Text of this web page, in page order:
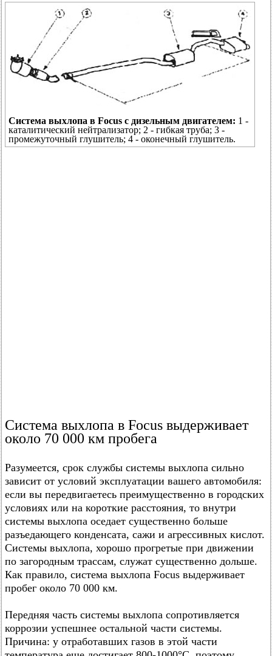
Система выхлопа в Focus с дизельным двигателем: 1 -
каталитический нейтрализатор; 2 - гибкая труба; 3 -
промежуточный глушитель; 4 - оконечный глушитель.
Система выхлопа в Focus выдерживает
около 70 000 км пробега
Разумеется, срок службы системы выхлопа сильно
зависит от условий эксплуатации вашего автомобиля:
если вы передвигаетесь преимущественно в городских
условиях или на короткие расстояния, то внутри
системы выхлопа оседает существенно больше
разъедающего конденсата, сажи и агрессивных кислот.
Системы выхлопа, хорошо прогретые при движении
по загородным трассам, служат существенно дольше.
Как правило, система выхлопа Focus выдерживает
пробег около 70 000 км.
Передняя часть системы выхлопа сопротивляется
коррозии успешнее остальной части системы.
Причина: у отработавших газов в этой части